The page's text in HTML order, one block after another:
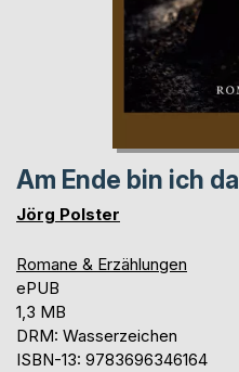
Am Ende bin ich da
Jörg Polster
Romane & Erzählungen
ePUB
1,3 MB
DRM: Wasserzeichen
ISBN-13: 9783696346164